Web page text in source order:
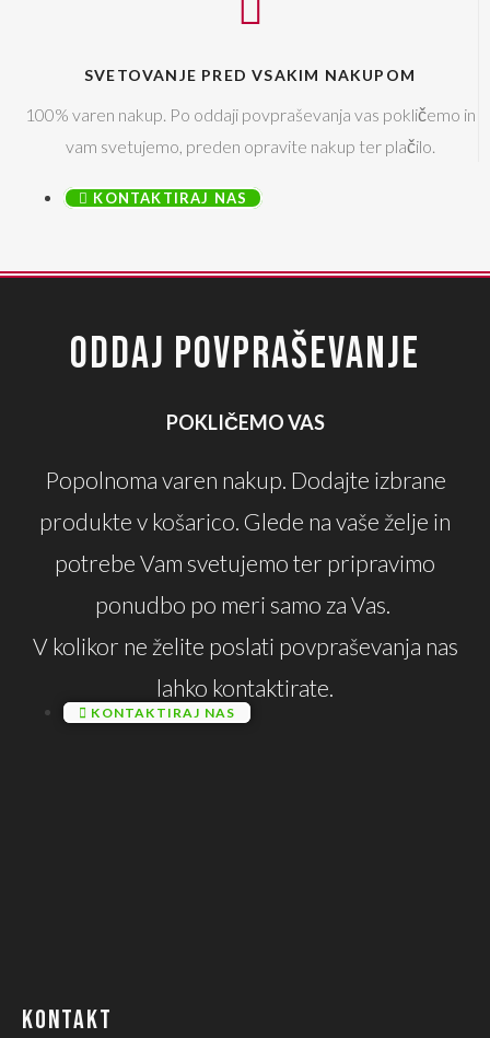
SVETOVANJE PRED VSAKIM NAKUPOM
100% varen nakup. Po oddaji povpraševanja vas pokličemo in
vam svetujemo, preden opravite nakup ter plačilo.
KONTAKTIRAJ NAS
ODDAJ POVPRAŠEVANJE
POKLIČEMO VAS
Popolnoma varen nakup. Dodajte izbrane
produkte v košarico. Glede na vaše želje in
potrebe Vam svetujemo ter pripravimo
ponudbo po meri samo za Vas.
V kolikor ne želite poslati povpraševanja nas
lahko kontaktirate.
KONTAKTIRAJ NAS
KONTAKT